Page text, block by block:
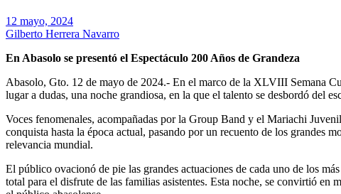
12 mayo, 2024
Gilberto Herrera Navarro
En Abasolo se presentó el Espectáculo 200 Años de Grandeza
Abasolo, Gto. 12 de mayo de 2024.- En el marco de la XLVIII Semana
lugar a dudas, una noche grandiosa, en la que el talento se desbordó del
Voces fenomenales, acompañadas por la Group Band y el Mariachi
conquista hasta la época actual, pasando por un recuento de los grandes
relevancia mundial.
El público ovacionó de pie las grandes actuaciones de cada uno de los
total para el disfrute de las familias asistentes. Esta noche, se convirtió en